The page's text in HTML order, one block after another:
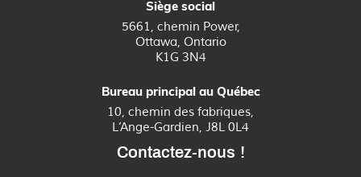
Siège social
5661, chemin Power,
Ottawa, Ontario
K1G 3N4
Bureau principal au Québec
10, chemin des fabriques,
L’Ange-Gardien, J8L 0L4
Contactez-nous !